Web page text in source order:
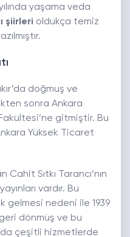
yaşama veda
şiirleri oldukça temiz
doğmuş ve
sonra Ankara
gitmiştir. Bu
Yüksek Ticaret
Sıtkı Tarancı’nın
vardır. Bu
gelmesi nedeni ile 1939
dönmüş ve bu
çeşitli hizmetlerde